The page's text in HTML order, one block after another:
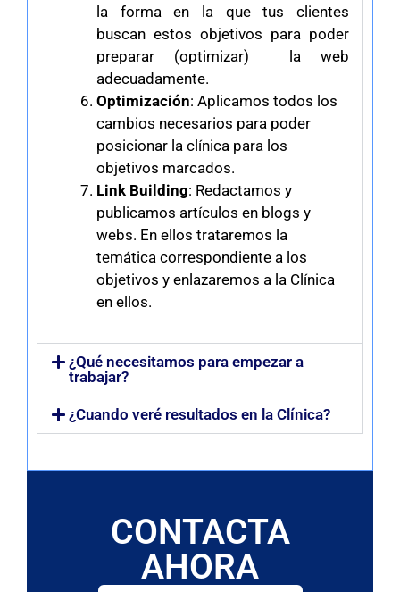
la forma en la que tus clientes
buscan estos objetivos para poder
preparar (optimizar) la web
adecuadamente.
Optimización: Aplicamos todos los
cambios necesarios para poder
posicionar la clínica para los
objetivos marcados.
Link Building: Redactamos y
publicamos artículos en blogs y
webs. En ellos trataremos la
temática correspondiente a los
objetivos y enlazaremos a la Clínica
en ellos.
¿Qué necesitamos para empezar a
trabajar?
¿Cuando veré resultados en la Clínica?
CONTACTA
AHORA